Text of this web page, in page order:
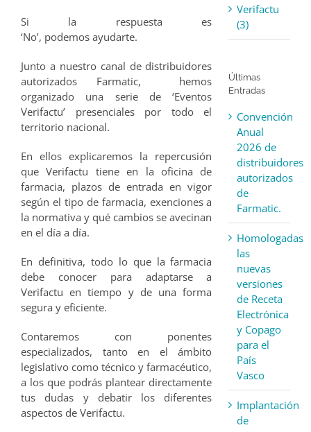
Si la respuesta es
‘No’, podemos ayudarte.
Junto a nuestro canal de distribuidores
autorizados Farmatic, hemos
organizado una serie de ‘Eventos
Verifactu’ presenciales por todo el
territorio nacional.
En ellos explicaremos la repercusión
que Verifactu tiene en la oficina de
farmacia, plazos de entrada en vigor
según el tipo de farmacia, exenciones a
la normativa y qué cambios se avecinan
en el día a día.
En definitiva, todo lo que la farmacia
debe conocer para adaptarse a
Verifactu en tiempo y de una forma
segura y eficiente.
Contaremos con ponentes
especializados, tanto en el ámbito
legislativo como técnico y farmacéutico,
a los que podrás plantear directamente
tus dudas y debatir los diferentes
aspectos de Verifactu.
Verifactu
(3)
Últimas
Entradas
Convención
Anual
2026 de
distribuidores
autorizados
de
Farmatic.
Homologadas
las
nuevas
versiones
de Receta
Electrónica
y Copago
para el
País
Vasco
Implantación
de